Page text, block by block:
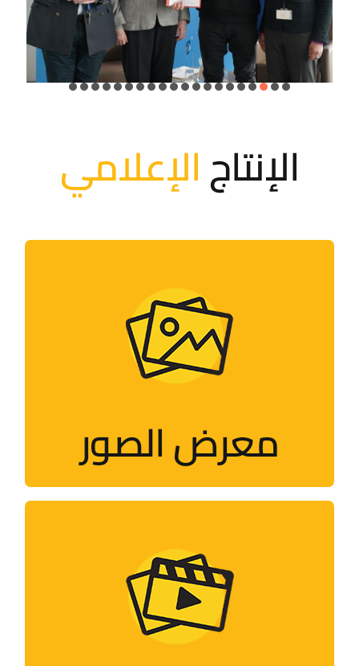
الإنتاجالإعلامي
معرض الصور
معرض الصور
صور للأنشطة التي تقيمها الحملة
وأعضاؤها حول العالم
زيارة الصفحة
الفيديو
فلاشات، أفلام قصيرة، وثائقيات، مقابلات..